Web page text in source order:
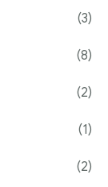
(3)
(8)
(2)
(1)
(2)